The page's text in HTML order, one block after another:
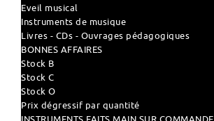
Eveil musical
Instruments de musique
Livres - CDs - Ouvrages pédagogiques
BONNES AFFAIRES
Stock B
Stock C
Stock O
Prix dégressif par quantité